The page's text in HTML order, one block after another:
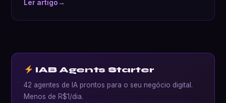
Ler artigo→
IAB Agents Starter
42 agentes de IA prontos para o seu negócio digital.
Menos de R$1/dia.